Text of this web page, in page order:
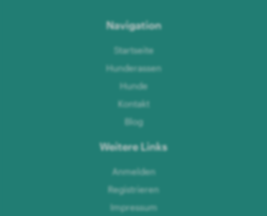
Navigation
Startseite
Hunderassen
Hunde
Kontakt
Blog
Weitere Links
Anmelden
Registrieren
Impressum